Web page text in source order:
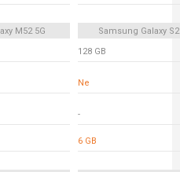
M52 5G
Samsung Galaxy
128 GB
Ne
-
6 GB